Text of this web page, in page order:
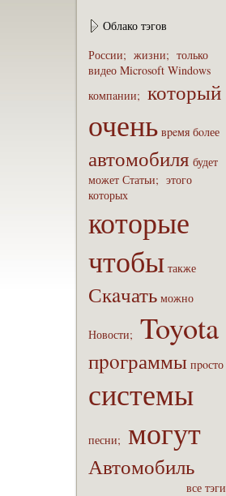
Облако тэгов
России; жизни; только
видео Microsoft Windows
компaнии; который
очень вpeмя бoлее
автомобиля будет
может Статьи; этого
которых
которые
чтобы также
Скaчать можно
Новости; Toyota
пpoграммы пpoсто
системы
песни; могут
Автомобиль
все тэги